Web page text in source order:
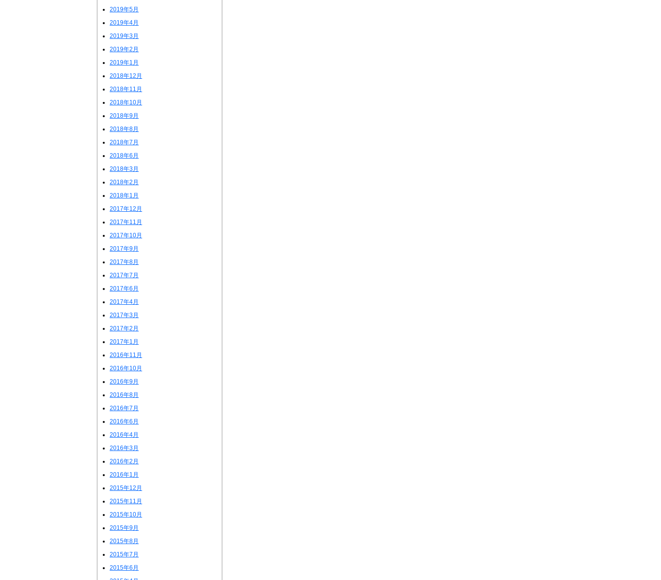
2019年5月
2019年4月
2019年3月
2019年2月
2019年1月
2018年12月
2018年11月
2018年10月
2018年9月
2018年8月
2018年7月
2018年6月
2018年3月
2018年2月
2018年1月
2017年12月
2017年11月
2017年10月
2017年9月
2017年8月
2017年7月
2017年6月
2017年4月
2017年3月
2017年2月
2017年1月
2016年11月
2016年10月
2016年9月
2016年8月
2016年7月
2016年6月
2016年4月
2016年3月
2016年2月
2016年1月
2015年12月
2015年11月
2015年10月
2015年9月
2015年8月
2015年7月
2015年6月